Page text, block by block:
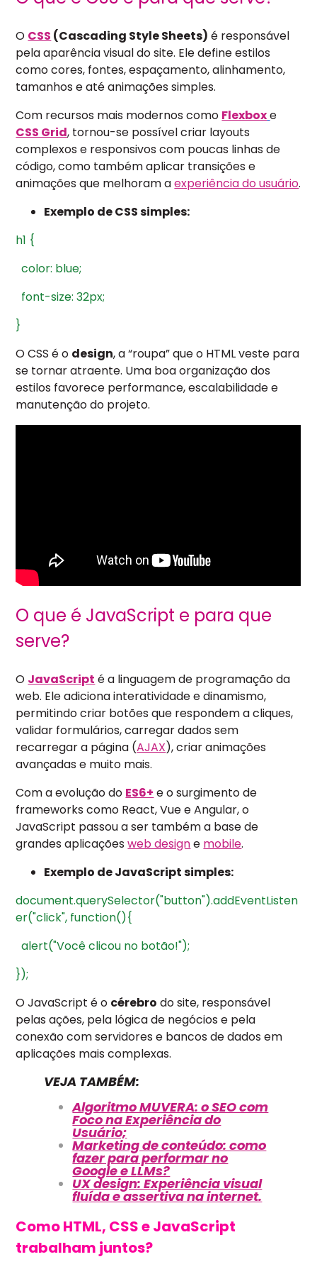
O CSS (Cascading Style Sheets) é responsável
pela aparência visual do site. Ele define estilos
como cores, fontes, espaçamento, alinhamento,
tamanhos e até animações simples.
Com recursos mais modernos como Flexboxe
CSS Grid, tornou-se possível criar layouts
complexos e responsivos com poucas linhas de
código, como também aplicar transições e
animações que melhoram aexperiência do usuário.
Exemplo de CSS simples:
h1 {
color: blue;
font-size: 32px;
}
O CSS é o design, a “roupa” que o HTML veste para
se tornar atraente. Uma boa organização dos
estilos favorece performance, escalabilidade e
manutenção do projeto.
O que é JavaScript e para que
serve?
O JavaScript é a linguagem de programação da
web. Ele adiciona interatividade e dinamismo,
permitindo criar botões que respondem a cliques,
validar formulários, carregar dados sem
recarregar a página (AJAX), criar animações
avançadas e muito mais.
Com a evolução do ES6+ e o surgimento de
frameworks como React, Vue e Angular, o
JavaScript passou a ser também a base de
grandes aplicaçõesweb designe mobile.
Exemplo de JavaScript simples:
document.querySelector("button").addEventListen
er("click", function(){
alert("Vocêclicou no botão!");
});
O JavaScript é o cérebro do site, responsável
pelas ações, pela lógica de negócios e pela
conexão com servidores e bancos de dados em
aplicações mais complexas.
VEJA TAMBÉM:
Algoritmo MUVERA: o SEO com
Foco na Experiência do
Usuário;
Marketing de conteúdo: como
fazer para performar no
Google e LLMs?
UX design: Experiência visual
fluída e assertiva na internet.
Como HTML, CSS e JavaScript
trabalham juntos?